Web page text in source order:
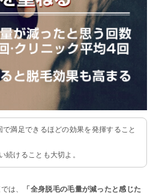
満足できるほどの効果を発揮すること
続けることも大切よ。
は、
「全身脱毛の毛量が減ったと感じた